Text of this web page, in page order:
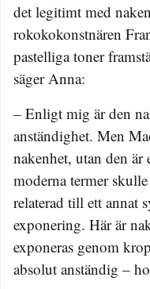
det legitimt med
rokokokonstnären
pastelliga toner
säger Anna:
– Enligt mig är den
anständighet. Men
nakenhet, utan den
moderna termer
relaterad till ett annat
exponering. Här är
exponeras genom
absolut anständig –